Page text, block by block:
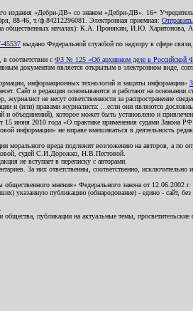
издания «Дебри-ДВ» со знаком «Дебри-ДВ». 16+
88-46, т./ф.84212296081. Электронная приемная:
(на общественных началах): К.А. Пронякин, И.Ю.
выдано Федеральной службой по надзору в сфере
соответствии с ФЗ № 125 «Об архивном деле в Российской
документам является открытым в электронном виде,
информационных технологий и защиты информации»
Сайт и редакция основываются и работают на
не несут ответственности за распространение
и (или) правами журналиста: ...если они являются
объединений), которое может быть установлено и
июня 2010 года «О практике применения судами Закона
информации» не вправе вмешиваться в деятельность
морального вреда подлежит возложению на авторов, а по
судей С.И.Дорожко, Н.В.Пестовой.
не вступает в переписку с авторами.
За них ответственны, соответственно,
мнения» Федерального закона от
указанную публикацию (обнародование) - едино - сайт, без
общества, публикации на актуальные темы,